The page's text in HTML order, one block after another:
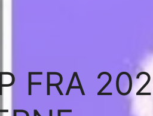
FRA